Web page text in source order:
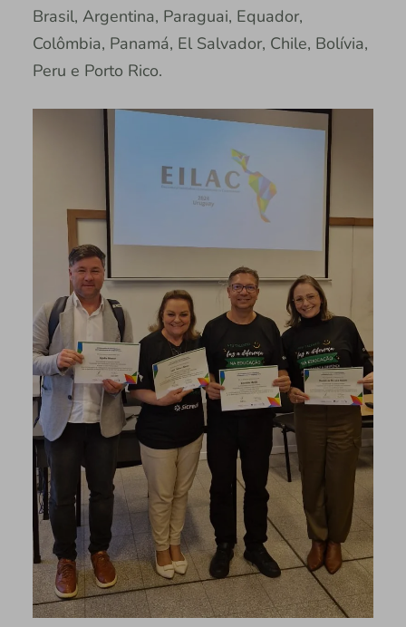
Brasil, Argentina, Paraguai, Equador,
Colômbia, Panamá, El Salvador, Chile, Bolívia,
Peru e Porto Rico.